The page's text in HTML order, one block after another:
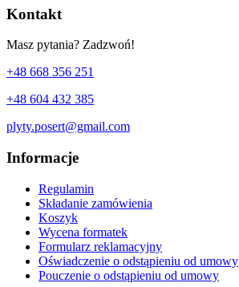
Kontakt
Masz pytania? Zadzwoń!
+48 668 356 251
+48 604 432 385
plyty.posert@gmail.com
Informacje
Regulamin
Składanie zamówienia
Koszyk
Wycena formatek
Formularz reklamacyjny
Oświadczenie o odstąpieniu od umowy
Pouczenie o odstąpieniu od umowy